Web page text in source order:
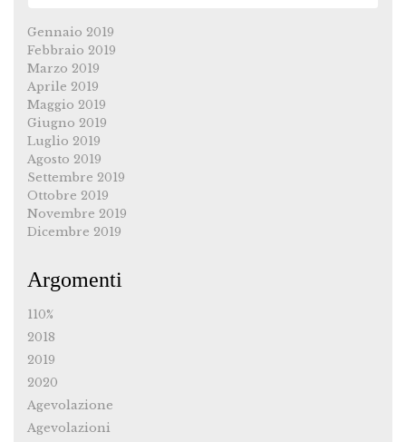
Gennaio 2019
Febbraio 2019
Marzo 2019
Aprile 2019
Maggio 2019
Giugno 2019
Luglio 2019
Agosto 2019
Settembre 2019
Ottobre 2019
Novembre 2019
Dicembre 2019
Argomenti
110%
2018
2019
2020
Agevolazione
Agevolazioni